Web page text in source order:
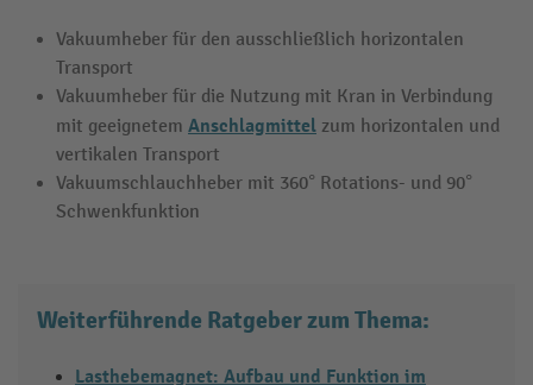
Vakuumheber für den ausschließlich horizontalen
Transport
Vakuumheber für die Nutzung mit Kran in Verbindung
mit geeignetem Anschlagmittel zum horizontalen und
vertikalen Transport
Vakuumschlauchheber mit 360° Rotations- und 90°
Schwenkfunktion
Weiterführende Ratgeber zum Thema:
Lasthebemagnet: Aufbau und Funktion im